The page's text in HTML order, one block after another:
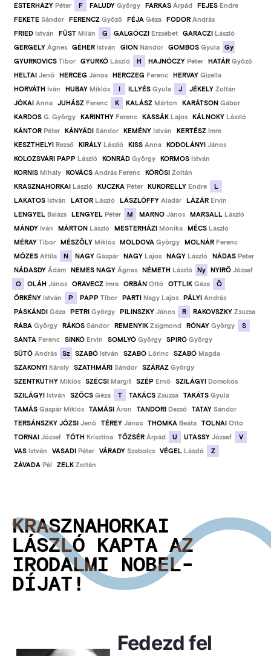
ESTERHÁZY Péter F FALUDY György FARKAS Árpád FEJES Endre
FEKETE Sándor FERENCZ Győző FÉJA Géza FODOR András
FRIED István FÜST Milán G GALGÓCZI Erzsébet GARACZI László
GERGELY Ágnes GÉHER István GION Nándor GOMBOS Gyula Gy
GYURKOVICS Tibor GYURKÓ László H HAJNÓCZY Péter HATÁR Győző
HELTAI Jenő HERCEG János HERCZEG Ferenc HERVAY Gizella
HORVÁTH Iván HUBAY Miklós I ILLYÉS Gyula J JÉKELY Zoltán
JÓKAI Anna JUHÁSZ Ferenc K KALÁSZ Márton KARÁTSON Gábor
KARDOS G. György KARINTHY Ferenc KASSÁK Lajos KÁLNOKY László
KÁNTOR Péter KÁNYÁDI Sándor KEMÉNY István KERTÉSZ Imre
KESZTHELYI Rezső KIRÁLY László KISS Anna KODOLÁNYI János
KOLOZSVÁRI PAPP László KONRÁD György KORMOS István
KORNIS Mihály KOVÁCS András Ferenc KŐRÖSI Zoltán
KRASZNAHORKAI László KUCZKA Péter KUKORELLY Endre
L
LAKATOS István LATOR László LÁSZLÓFFY Aladár LÁZÁR Ervin
LENGYEL Balázs LENGYEL Péter M MARNO János MARSALL László
MÁNDY Iván MÁRTON László MESTERHÁZI Mónika MÉCS László
MÉRAY Tibor MÉSZÖLY Miklós MOLDOVA György MOLNÁR Ferenc
MÓZES Attila N NAGY Gáspár NAGY Lajos NAGY László NÁDAS Péter
NÁDASDY Ádám NEMES NAGY Ágnes NÉMETH László Ny NYIRŐ József
O
OLÁH János ORAVECZ Imre ORBÁN Ottó OTTLIK Géza
Ö
ÖRKÉNY István P PAPP Tibor PARTI Nagy Lajos PÁLYI András
PÁSKÁNDI Géza PETRI György PILINSZKY János R RAKOVSZKY Zsuzsa
RÁBA György RÁKOS Sándor REMENYIK Zsigmond RÓNAY György
S
SÁNTA Ferenc SINKÓ Ervin SOMLYÓ György SPIRÓ György
SÜTŐ András Sz SZABÓ István SZABÓ Lőrinc SZABÓ Magda
SZAKONYI Károly SZATHMÁRI Sándor SZÁRAZ György
SZENTKUTHY Miklós SZÉCSI Margit SZÉP Ernő SZILÁGYI Domokos
SZILÁGYI István SZŐCS Géza T TAKÁCS Zsuzsa TAKÁTS Gyula
TAMÁS Gáspár Miklós TAMÁSI Áron TANDORI Dezső TATAY Sándor
TERSÁNSZKY JÓZSI Jenő TÉREY János THOMKA Beáta TOLNAI Ottó
TORNAI József TÓTH Krisztina TŐZSÉR Árpád U UTASSY József
V
VAS István VASADI Péter VÁRADY Szabolcs VÉGEL László
Z
ZÁVADA Pál ZELK Zoltán
KRASZNAHORKAI
LÁSZLÓ KAPTA AZ
IRODALMI NOBEL-
DÍJAT!
Fedezd fel